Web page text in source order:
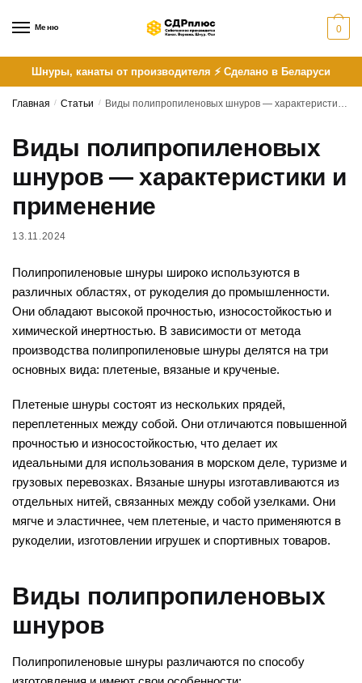
Меню 0
Шнуры, канаты от производителя ⚡ Сделано в Беларуси
Главная / Статьи / Виды полипропиленовых шнуров — характеристики и применение
Виды полипропиленовых
шнуров — характеристики и
применение
13.11.2024
Полипропиленовые шнуры широко используются в
различных областях, от рукоделия до промышленности.
Они обладают высокой прочностью, износостойкостью и
химической инертностью. В зависимости от метода
производства полипропиленовые шнуры делятся на три
основных вида: плетеные, вязаные и крученые.
Плетеные шнуры состоят из нескольких прядей,
переплетенных между собой. Они отличаются повышенной
прочностью и износостойкостью, что делает их
идеальными для использования в морском деле, туризме и
грузовых перевозках. Вязаные шнуры изготавливаются из
отдельных нитей, связанных между собой узелками. Они
мягче и эластичнее, чем плетеные, и часто применяются в
рукоделии, изготовлении игрушек и спортивных товаров.
Виды полипропиленовых
шнуров
Полипропиленовые шнуры различаются по способу